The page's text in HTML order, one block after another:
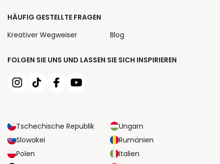
FOLGEN SIE UNS UND LASSEN SIE SICH INSPIRIEREN
Tschechische Republik
Ungarn
Slowakei
Rumänien
Polen
Italien
HÄUFIG GESTELLTE FRAGEN
Kreativer Wegweiser
Blog